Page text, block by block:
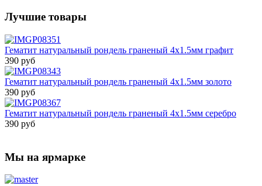
Лучшие товары
Гематит натуральный рондель граненый 4х1.5мм графит
390 руб
Гематит натуральный рондель граненый 4х1.5мм золото
390 руб
Гематит натуральный рондель граненый 4х1.5мм серебро
390 руб
Мы на ярмарке